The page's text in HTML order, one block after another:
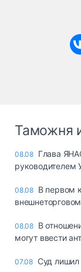
Таможня
08.08 Глава
руководителем
08.08 В первом
08.08 В
могут ввести
07.08 Суд лишил